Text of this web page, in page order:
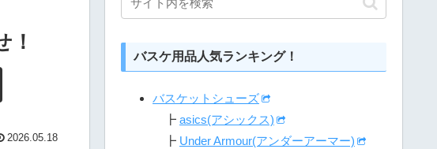
！
2026.05.18
バスケ用品人気ランキング！
バスケットシューズ
┣ asics(アシックス)
┣ Under Armour(アンダーアーマー)